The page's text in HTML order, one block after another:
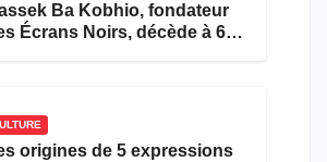
Ba Kobhio, fondateur
Écrans Noirs, décède à 69
origines de 5 expressions